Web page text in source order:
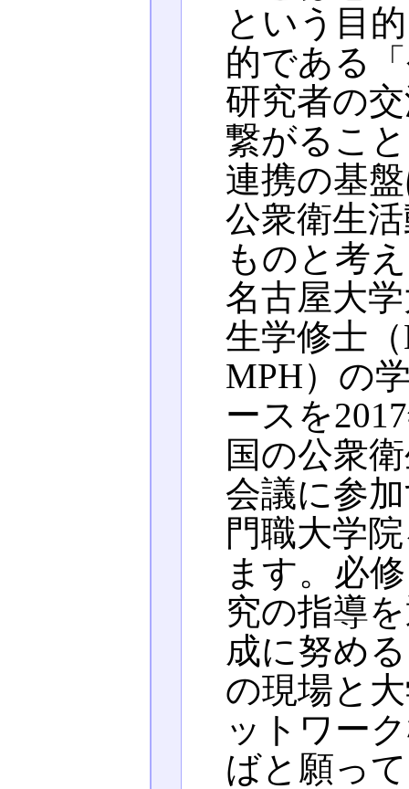
という目
的である
研究者の
繋がるこ
連携の基
公衆衛生
ものと考
名古屋大
生学修士（
MPH）の
ースを
国の公衆
会議に参
門職大学
ます。必
究の指導
成に努め
の現場と
ットワー
ばと願っ